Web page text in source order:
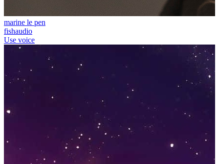
marine le pen
fishaudio
Use voice